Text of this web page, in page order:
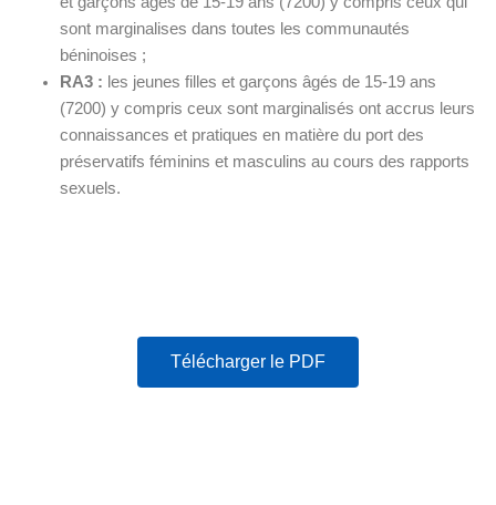
sont marginalises dans toutes les communautés
béninoises ;
RA3 : les jeunes filles et garçons âgés de 15-19 ans
(7200) y compris ceux sont marginalisés ont accrus leurs
connaissances et pratiques en matière du port des
préservatifs féminins et masculins au cours des rapports
sexuels.
Télécharger le PDF